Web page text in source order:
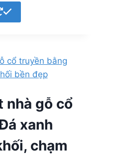
nhà gỗ cổ
xanh
chạm